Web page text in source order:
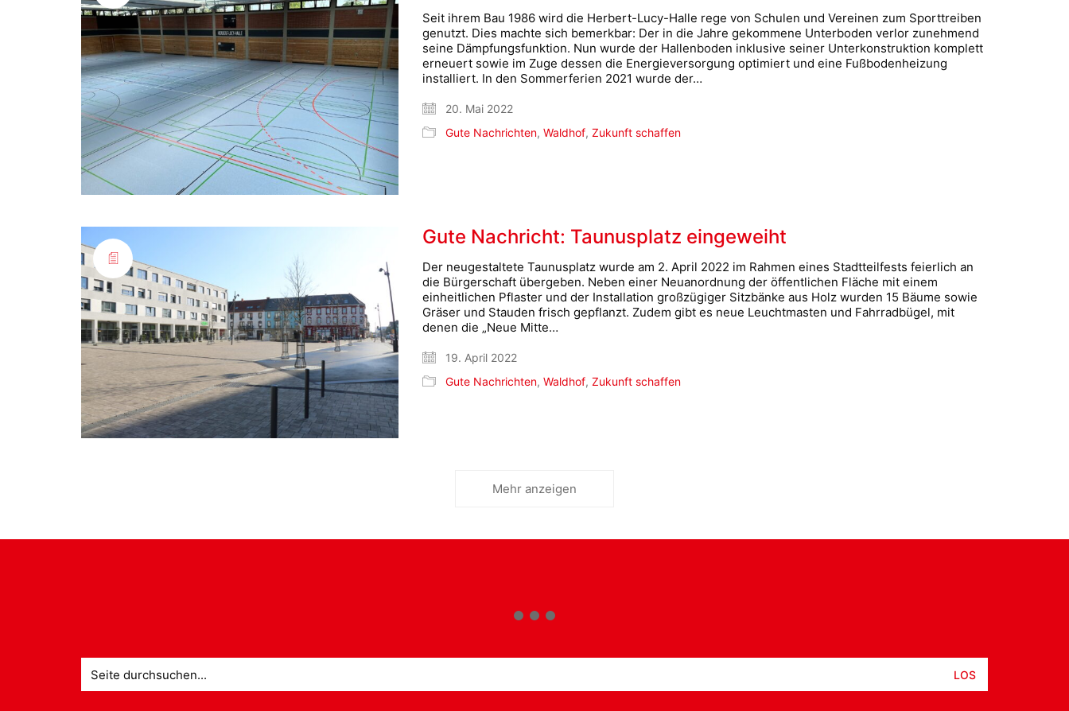
Seit ihrem Bau 1986 wird die Herbert-Lucy-Halle rege von Schulen und Vereinen zum Sporttreiben
genutzt. Dies machte sich bemerkbar: Der in die Jahre gekommene Unterboden verlor zunehmend
seine Dämpfungsfunktion. Nun wurde der Hallenboden inklusive seiner Unterkonstruktion komplett
erneuert sowie im Zuge dessen die Energieversorgung optimiert und eine Fußbodenheizung
installiert. In den Sommerferien 2021 wurde der…
20. Mai 2022
Gute Nachrichten, Waldhof, Zukunft schaffen
Gute Nachricht: Taunusplatz eingeweiht
Der neugestaltete Taunusplatz wurde am 2. April 2022 im Rahmen eines Stadtteilfests feierlich an
die Bürgerschaft übergeben. Neben einer Neuanordnung der öffentlichen Fläche mit einem
einheitlichen Pflaster und der Installation großzügiger Sitzbänke aus Holz wurden 15 Bäume sowie
Gräser und Stauden frisch gepflanzt. Zudem gibt es neue Leuchtmasten und Fahrradbügel, mit
denen die „Neue Mitte…
19. April 2022
Gute Nachrichten, Waldhof, Zukunft schaffen
Mehr anzeigen
nach: